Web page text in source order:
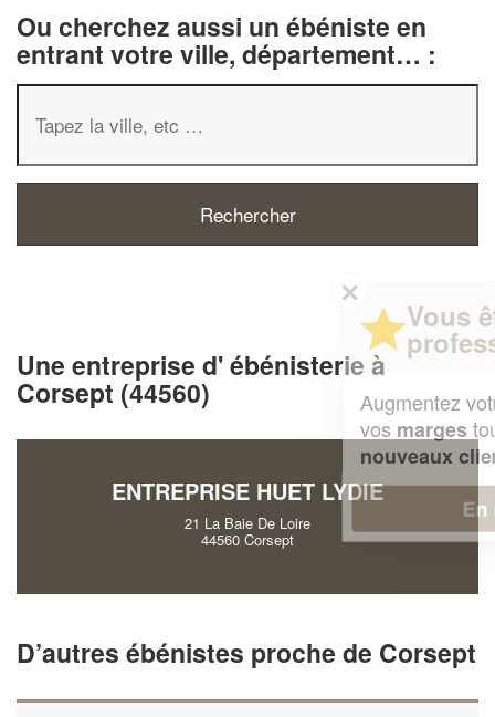
Ou cherchez aussi un ébéniste en
entrant votre ville, département… :
Une entreprise d' ébénisterie à
Corsept (44560)
ENTREPRISE HUET LYDIE
21 La Baie De Loire
44560 Corsept
D’autres ébénistes proche de Corsept
professionnel ?
Augmentez votre chiffre d'affaireset
tout en gagnant de
En savoir plus